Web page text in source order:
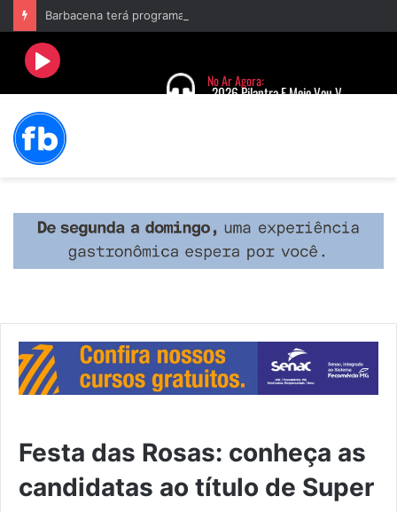
Festa das Rosas: conheça as
candidatas ao título de Super